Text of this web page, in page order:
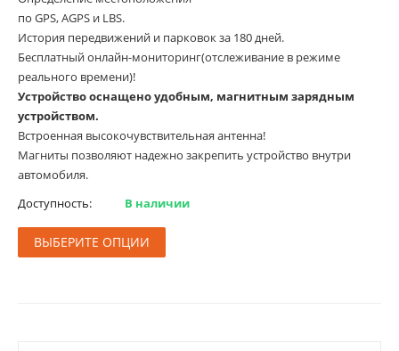
по GPS, AGPS и LBS.
История передвижений и парковок за 180 дней.
Бесплатный онлайн-мониторинг(отслеживание в режиме
реального времени)!
Устройство оснащено удобным, магнитным зарядным
устройством.
Встроенная высокочувствительная антенна!
Магниты позволяют надежно закрепить устройство внутри
автомобиля.
Доступность:
В наличии
ВЫБЕРИТЕ ОПЦИИ